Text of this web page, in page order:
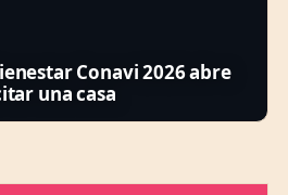
Conavi 2026 abre
una casa